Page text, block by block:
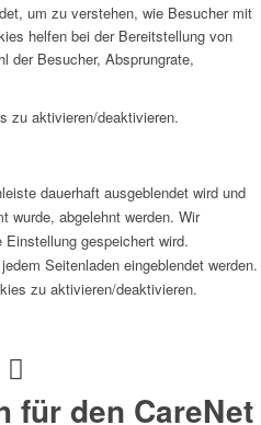
um zu verstehen, wie Besucher mit
helfen bei der Bereitstellung von
der Besucher, Absprungrate,
zu aktivieren/deaktivieren.
dauerhaft ausgeblendet wird und
wurde, abgelehnt werden. Wir
gespeichert wird.
Seitenladen eingeblendet werden.
zu aktivieren/deaktivieren.
für den CareNet